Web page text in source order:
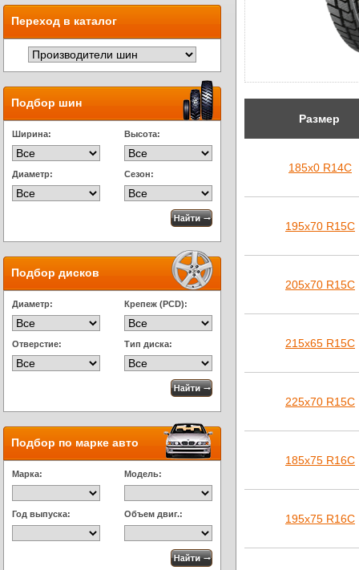
Переход в каталог
Подбор шин
Ширина: Высота:
Диаметр: Сезон:
Подбор дисков
Диаметр: Крепеж (PCD):
Отверстие: Тип диска:
Подбор по марке авто
Марка: Модель:
Год выпуска: Объем двиг.:
Размер
185х0 R14C
195х70 R15C
205х70 R15C
215х65 R15C
225х70 R15C
185х75 R16C
195х75 R16C